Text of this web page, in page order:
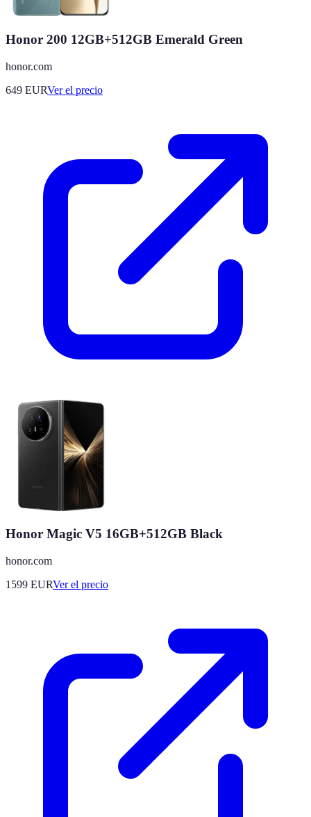
Honor 200 12GB+512GB Emerald Green
honor.com
649 EURVer el precio
Honor Magic V5 16GB+512GB Black
honor.com
1599 EURVer el precio